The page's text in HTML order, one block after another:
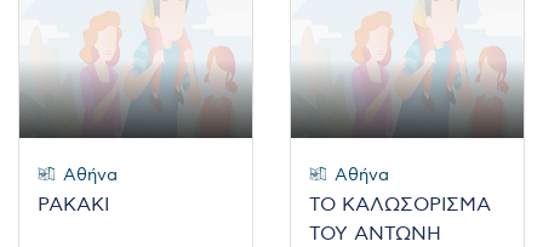
Αθήνα
ΡΑΚΑΚΙ
Αθήνα
ΤΟ ΚΑΛΩΣΟΡΙΣΜΑ
ΤΟΥ ΑΝΤΩΝΗ